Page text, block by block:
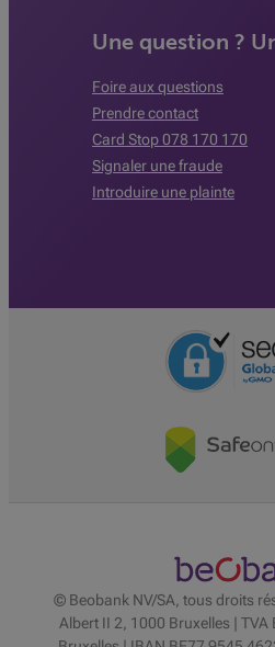
Une question ?
Foire aux questions
Prendre contact
Card Stop 078 170 170
Signaler une fraude
Introduire une plainte
© Beobank NV/SA, tous droits
Albert II 2, 1000 Bruxelles |